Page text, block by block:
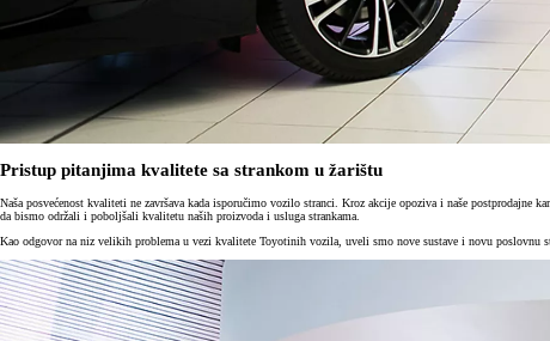
Pristup pitanjima kvalitete sa strankom u žarištu
Naša posvećenost kvaliteti ne završava kada isporučimo vozilo stranci. Kroz akcije opoziva i naše postprodajne
da bismo održali i poboljšali kvalitetu naših proizvoda i usluga strankama.
Kao odgovor na niz velikih problema u vezi kvalitete Toyotinih vozila, uveli smo nove sustave i novu poslovnu